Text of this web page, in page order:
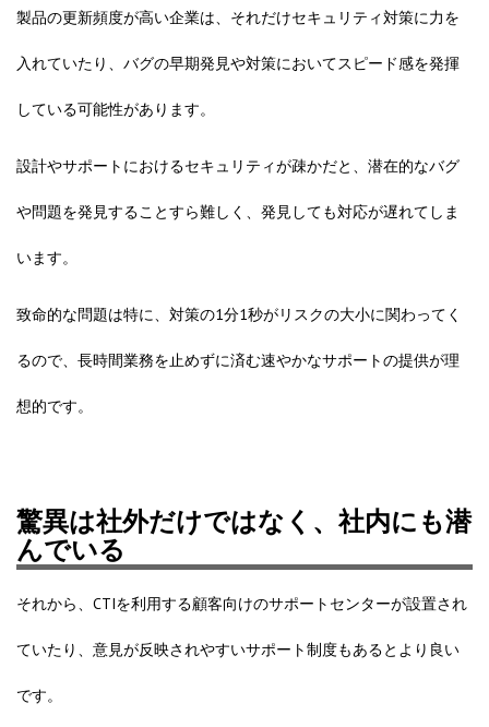
製品の更新頻度が高い企業は、それだけセキュリティ対策に力を
入れていたり、バグの早期発見や対策においてスピード感を発揮
している可能性があります。
設計やサポートにおけるセキュリティが疎かだと、潜在的なバグ
や問題を発見することすら難しく、発見しても対応が遅れてしま
います。
致命的な問題は特に、 対策の1分1秒がリスクの大小に関わってく
るので、長時間業務を止めずに済む速やかなサポートの提供が理
想的です。
驚異は社外だけではなく、社内にも潜
んでいる
それから、CTIを利用する顧客向けのサポートセンターが設置され
ていたり、意見が反映されやすいサポート制度もあるとより良い
です。